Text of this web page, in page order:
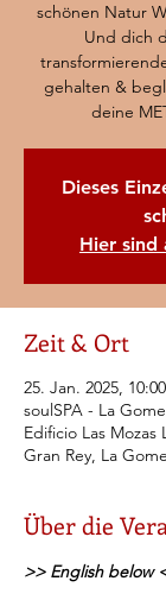
schönen Natur
Und dich
gehalten &
deine
Dieses
Hier sind
Zeit & Ort
25. Jan. 2025,
soulSPA - La
Edificio Las Mozas
Gran Rey, La
Über die
>> English below